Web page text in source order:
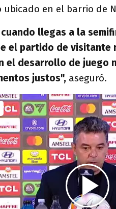
en el barrio de
llegas a la
el partido de visitante
el desarrollo de juego
justos", aseguró.